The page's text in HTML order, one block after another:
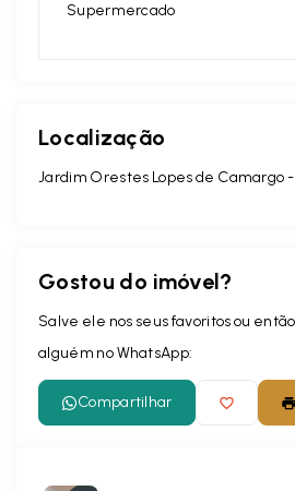
Supermercado
Localização
Jardim Orestes Lopes de Camargo
Gostou do imóvel?
Salve ele nos seus favoritos ou
alguém no WhatsApp:
Compartilhar